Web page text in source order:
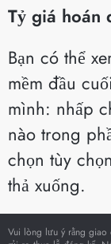
Tỷ giá hoán
Bạn có thể
mềm đầu
mình: nhấp
nào trong
chọn tùy
thả xuống.
Vui lòng lưu ý rằng